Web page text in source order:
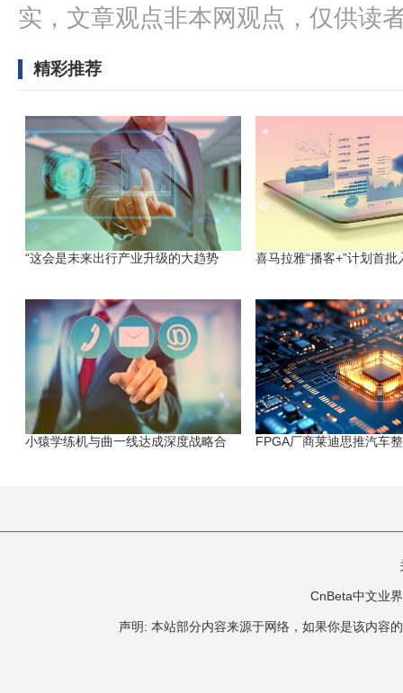
实，文章观点非本网观点，仅供读
精彩推荐
“这会是未来出行产业升级的大趋势 喜马拉雅“播客+”计划首批
小猿学练机与曲一线达成深度战略合 FPGA厂商莱迪思推汽车
CnBeta中文业
声明: 本站部分内容来源于网络，如果你是该内容